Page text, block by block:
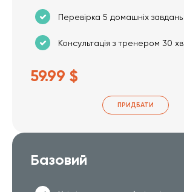
Перевірка 5 домашніх завдань
Консультація з тренером 30 хв
59.99 $
ПРИДБАТИ
Базовий